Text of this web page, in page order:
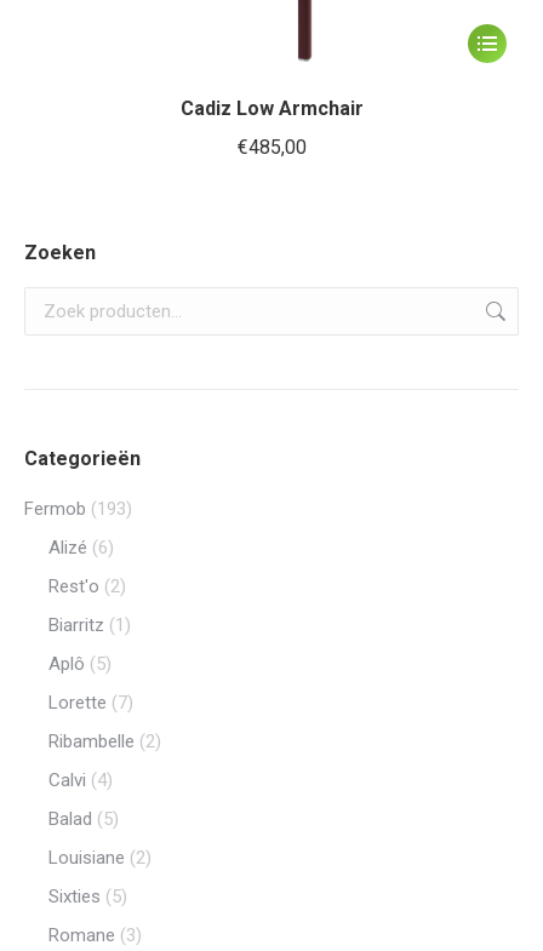
Dit
gekozen
Cadiz Low Armchair
€485,00
Zoeken
Categorieën
Fermob (193)
Alizé (6)
Rest'o (2)
Biarritz (1)
Aplô (5)
Lorette (7)
Ribambelle (2)
Calvi (4)
Balad (5)
Louisiane (2)
Sixties (5)
Romane (3)